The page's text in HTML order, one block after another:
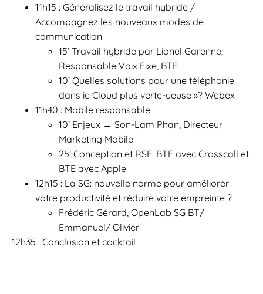
11h15 : Généralisez le travail hybride /
Accompagnez les nouveaux modes de
communication
15’ Travail hybride par Lionel Garenne,
Responsable Voix Fixe, BTE
10’ Quelles solutions pour une téléphonie
dans ie Cloud plus verte-ueuse »? Webex
11h40 : Mobile responsable
10’ Enjeux → Son-Lam Phan, Directeur
Marketing Mobile
25’ Conception et RSE: BTE avec Crosscall et
BTE avec Apple
12h15 : La SG: nouvelle norme pour améliorer
votre productivité et réduire votre empreinte ?
Frédéric Gérard, OpenLab SG BT/
Emmanuel/ Olivier
12h35 : Conclusion et cocktail